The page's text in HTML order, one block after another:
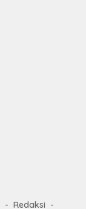
Redaksi